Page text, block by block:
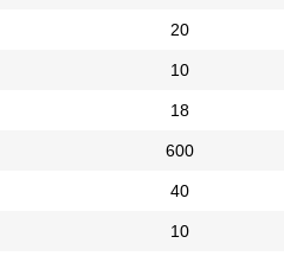
20
10
18
600
40
10